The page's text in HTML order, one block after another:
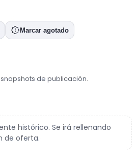
Marcar agotado
de publicación.
histórico. Se irá rellenando
de oferta.